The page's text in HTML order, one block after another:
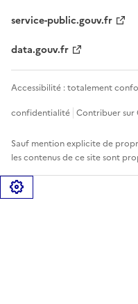
service-public.gouv.fr
data.gouv.fr
Accessibilité : totalement
confidentialité Contribuer sur
Sauf mention explicite de
les contenus de ce site sont
Gérer les cookies